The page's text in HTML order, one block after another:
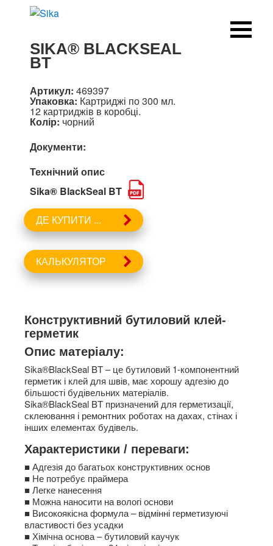
SIKA® BLACKSEAL
BT
Артикул:469397
Упаковка: Картриджі по 300 мл.
12 картриджів в коробці.
Колір: чорний
Документи:
Технічний опис
Sika® BlackSeal BT
ДЕ КУПИТИ ...
КАЛЬКУЛЯТОР
Конструктивний бутиловий клей-
герметик
Опис матеріалу:
Sika®BlackSeal BT – це бутиловий 1-компонентний
герметик і клей для швів, має хорошу адгезію до
більшості будівельних матеріалів.
Sika®BlackSeal BT призначений для герметизації,
склеювання і ремонтних роботах на дахах, стінах і
інших елементах будівель.
Характеристики / переваги:
■ Адгезія до багатьох конструктивних основ
■ Не потребує праймера
■ Легке нанесення
■ Можна наносити на вологі основи
■ Високоякісна формула – відмінні герметизуючі
властивості без усадки
■ Хімічна основа – бутиловий каучук